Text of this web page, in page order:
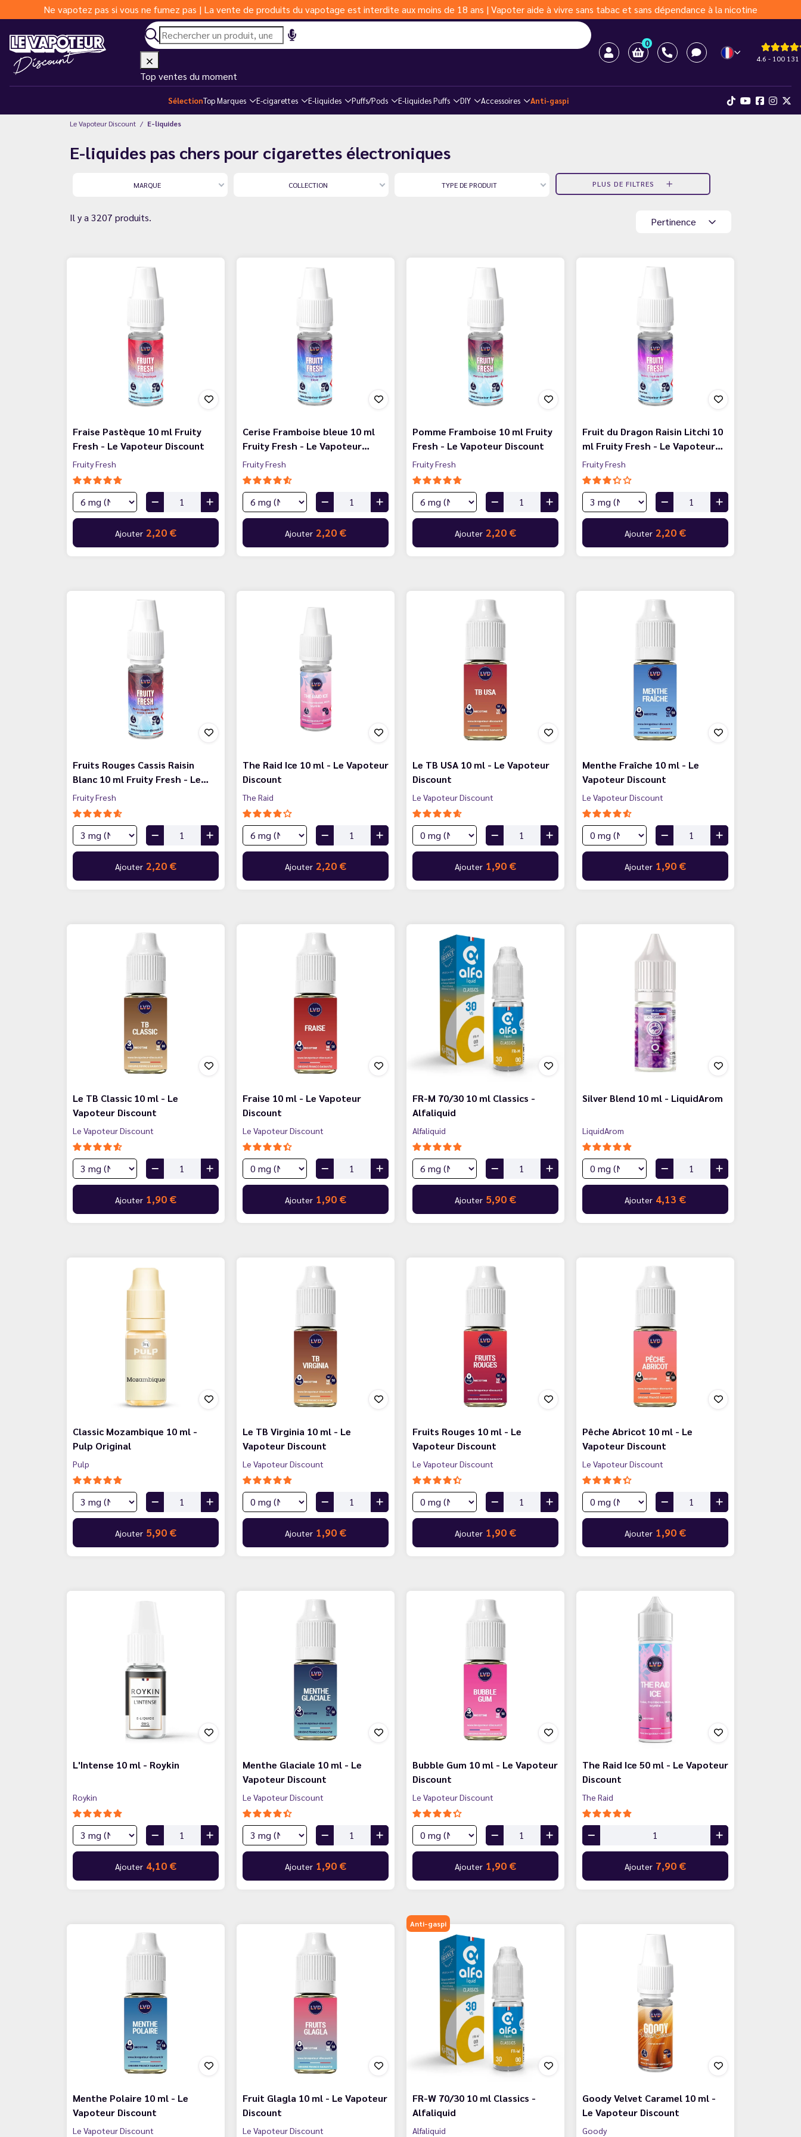
Ne vapotez pas si vous ne fumez pas | La vente de produits du vapotage est interdite aux moins de 18 ans | Vapoter aide à vivre sans tabac et sans dépendance à la nicotine
0
4.6 - 100 131
Top ventes du moment
SélectionTop Marques E-cigarettes E-liquides Puffs/Pods E-liquides Puffs DIY Accessoires Anti-gaspi
Le Vapoteur Discount E-liquides
E-liquides pas chers pour cigarettes électroniques
MARQUE COLLECTION TYPE DE PRODUIT PLUS DE FILTRES
Il y a 3207 produits. Pertinence
Fraise Pastèque 10 ml Fruity
Fresh - Le Vapoteur Discount
Fruity Fresh
Ajouter 2,20 €
Cerise Framboise bleue 10 ml
Fruity Fresh - Le Vapoteur…
Fruity Fresh
Ajouter 2,20 €
Pomme Framboise 10 ml Fruity
Fresh - Le Vapoteur Discount
Fruity Fresh
Ajouter 2,20 €
Fruit du Dragon Raisin Litchi 10
ml Fruity Fresh - Le Vapoteur…
Fruity Fresh
Ajouter 2,20 €
Fruits Rouges Cassis Raisin
Blanc 10 ml Fruity Fresh - Le…
Fruity Fresh
Ajouter 2,20 €
The Raid Ice 10 ml - Le Vapoteur
Discount
The Raid
Ajouter 2,20 €
Le TB USA 10 ml - Le Vapoteur
Discount
Le Vapoteur Discount
Ajouter 1,90 €
Menthe Fraîche 10 ml - Le
Vapoteur Discount
Le Vapoteur Discount
Ajouter 1,90 €
Le TB Classic 10 ml - Le
Vapoteur Discount
Le Vapoteur Discount
Ajouter 1,90 €
Fraise 10 ml - Le Vapoteur
Discount
Le Vapoteur Discount
Ajouter 1,90 €
FR-M 70/30 10 ml Classics -
Alfaliquid
Alfaliquid
Ajouter 5,90 €
Silver Blend 10 ml - LiquidArom
LiquidArom
Ajouter 4,13 €
Classic Mozambique 10 ml -
Pulp Original
Pulp
Ajouter 5,90 €
Le TB Virginia 10 ml - Le
Vapoteur Discount
Le Vapoteur Discount
Ajouter 1,90 €
Fruits Rouges 10 ml - Le
Vapoteur Discount
Le Vapoteur Discount
Ajouter 1,90 €
Pêche Abricot 10 ml - Le
Vapoteur Discount
Le Vapoteur Discount
Ajouter 1,90 €
L'Intense 10 ml - Roykin
Roykin
Ajouter 4,10 €
Menthe Glaciale 10 ml - Le
Vapoteur Discount
Le Vapoteur Discount
Ajouter 1,90 €
Bubble Gum 10 ml - Le Vapoteur
Discount
Le Vapoteur Discount
Ajouter 1,90 €
The Raid Ice 50 ml - Le Vapoteur
Discount
The Raid
Ajouter 7,90 €
Menthe Polaire 10 ml - Le
Vapoteur Discount
Le Vapoteur Discount
Fruit Glagla 10 ml - Le Vapoteur
Discount
Le Vapoteur Discount
Anti-gaspi
FR-W 70/30 10 ml Classics -
Alfaliquid
Alfaliquid
Goody Velvet Caramel 10 ml -
Le Vapoteur Discount
Goody